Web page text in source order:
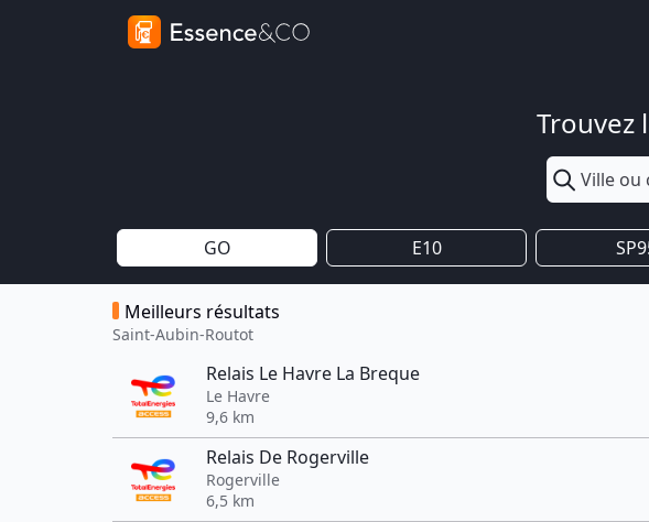
Trouvez
GO E10
Meilleurs résultats
Saint-Aubin-Routot
Relais Le Havre La Breque
Le Havre
9,6 km
Relais De Rogerville
Rogerville
6,5 km